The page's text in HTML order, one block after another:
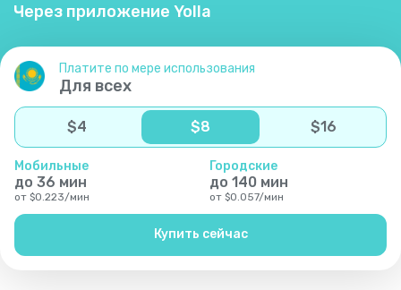
Через приложение Yolla
Платите по мере использования
Для всех
$4 $8 $16
Мобильные
до 36 мин
от $0.223/мин
Городские
до 140 мин
от $0.057/мин
Купить сейчас